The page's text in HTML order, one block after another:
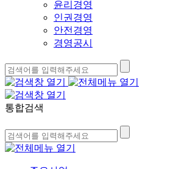
윤리경영
인권경영
안전경영
경영공시
통합검색